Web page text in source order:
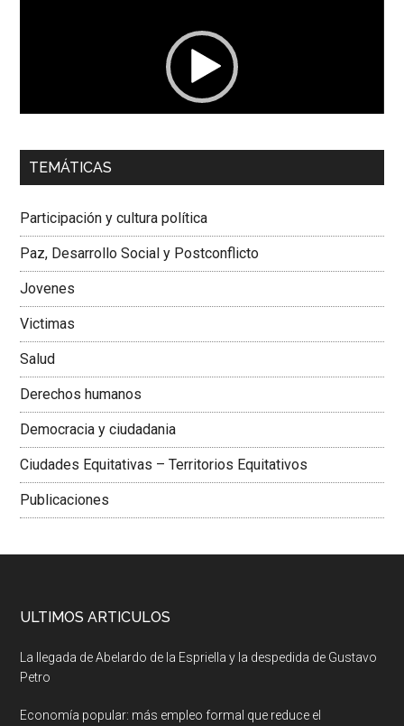
00:00 01:04
Dra. Carolina Corcho Mejía,Presidenta Corporación
Colombiana
TEMÁTICAS
Participación y cultura política
Paz, Desarrollo Social y Postconflicto
Jovenes
Victimas
Salud
Derechos humanos
Democracia y ciudadania
Ciudades Equitativas – Territorios Equitativos
Publicaciones
ULTIMOS ARTICULOS
La llegada de Abelardo de la Espriella y la despedida de Gustavo
Petro
Economía popular: más empleo formal que reduce el